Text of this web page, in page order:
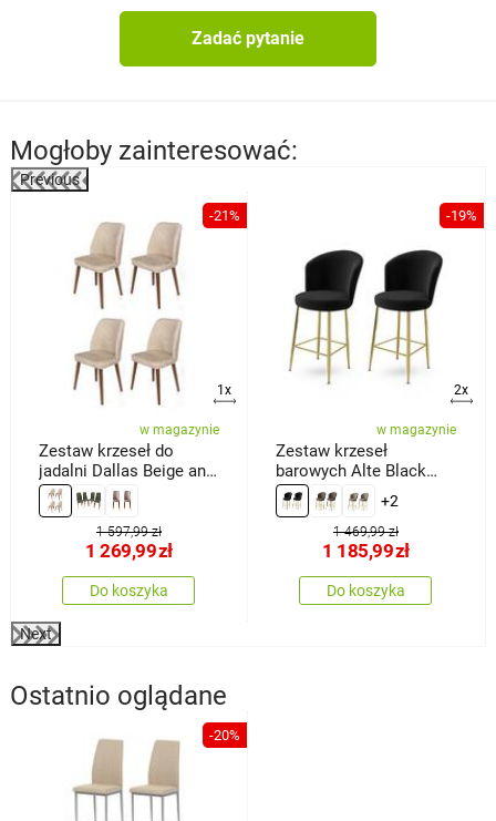
Zadać pytanie
Mogłoby zainteresować:
Previous
-21%
1x
w magazynie
Zestaw krzeseł do
jadalni Dallas Beige and
Brown, 4 szt.
1 597,99 zł
1 269,99zł
Do koszyka
-19%
2x
w magazynie
Zestaw krzeseł
barowych Alte Black
and Gold, 2 szt.+2
1 469,99 zł
1 185,99zł
Do koszyka
Next
Ostatnio oglądane
-20%